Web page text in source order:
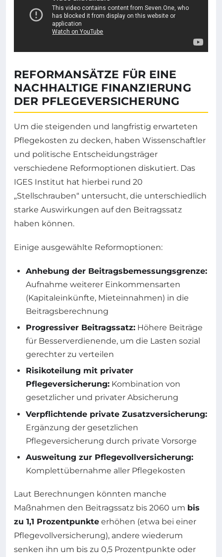
REFORMANSÄTZE FÜR EINE
NACHHALTIGE FINANZIERUNG
DER PFLEGEVERSICHERUNG
Um die steigenden und langfristig erwarteten
Pflegekosten zu decken, haben Wissenschaftler
und politische Entscheidungsträger
verschiedene Reformoptionen diskutiert. Das
IGES Institut hat hierbei rund 20
„Stellschrauben“ untersucht, die unterschiedlich
starke Auswirkungen auf den Beitragssatz
haben können.
Einige ausgewählte Reformoptionen:
Anhebung der Beitragsbemessungsgrenze:
Aufnahme weiterer Einkommensarten
(Kapitaleinkünfte, Mieteinnahmen) in die
Beitragsberechnung
Progressiver Beitragssatz: Höhere Beiträge
für Besserverdienende, um die Lasten sozial
gerechter zu verteilen
Risikoteilung mit privater
Pflegeversicherung: Kombination von
gesetzlicher und privater Absicherung
Verpflichtende private Zusatzversicherung:
Ergänzung der gesetzlichen
Pflegeversicherung durch private Vorsorge
Ausweitung zur Pflegevollversicherung:
Komplettübernahme aller Pflegekosten
Laut Berechnungen könnten manche
Maßnahmen den Beitragssatz bis 2060 um bis
zu 1,1 Prozentpunkte erhöhen (etwa bei einer
Pflegevollversicherung), andere wiederum
senken ihn um bis zu 0,5 Prozentpunkte oder